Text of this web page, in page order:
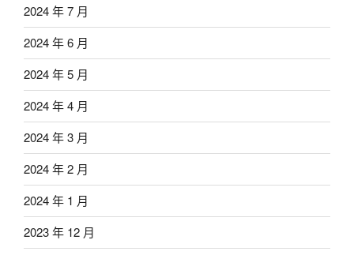
2024 年 7 月
2024 年 6 月
2024 年 5 月
2024 年 4 月
2024 年 3 月
2024 年 2 月
2024 年 1 月
2023 年 12 月